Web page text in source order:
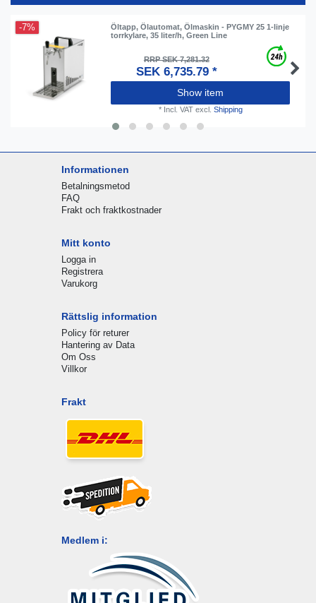
-7%
Öltapp, Ölautomat, Ölmaskin - PYGMY 25 1-linje
torrkylare, 35 liter/h, Green Line
RRP SEK 7,281.32
SEK 6,735.79 *
Show item
* Incl. VATexcl. Shipping
Informationen
Betalningsmetod
FAQ
Frakt och fraktkostnader
Mitt konto
Logga in
Registrera
Varukorg
Rättslig information
Policy för returer
Hantering av Data
Om Oss
Villkor
Frakt
Medlem i: